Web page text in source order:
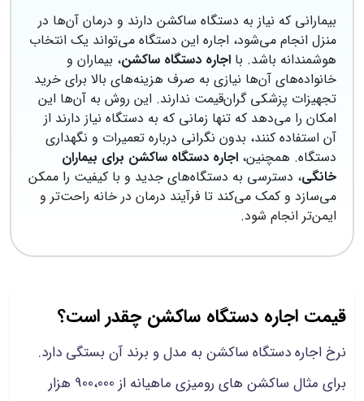
بیمارانی که نیاز به دستگاه ساکشن دارند و درمان آن‌ها در
منزل انجام می‌شود، اجاره این دستگاه می‌تواند یک انتخاب
هوشمندانه باشد. با اجاره دستگاه ساکشن، بیماران و
خانواده‌های آن‌ها نیازی به صرف هزینه‌های بالا برای خرید
تجهیزات پزشکی گران‌قیمت ندارند. این روش به آن‌ها این
امکان را می‌دهد که تنها زمانی که به دستگاه نیاز دارند از
آن استفاده کنند، بدون نگرانی درباره تعمیرات و نگهداری
دستگاه. همچنین، اجاره دستگاه ساکشن برای بیماران
خانگی، دسترسی به دستگاه‌های جدید و با کیفیت را ممکن
می‌سازد و کمک می‌کند تا فرآیند درمان در خانه راحت‌تر و
ایمن‌تر انجام شود.
قیمت اجاره دستگاه ساکشن چقدر است؟
نرخ اجاره دستگاه ساکشن به مدل و برند آن بستگی دارد.
برای مثال ساکشن های رومیزی ماهیانه از 900،000 هزار